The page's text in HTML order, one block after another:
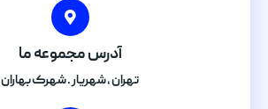
آدرس مجموعه ما
تهران , شهریار . شهرک بهاران